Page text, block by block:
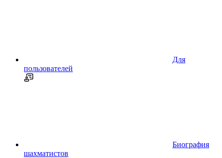
Для
пользователей
Биография
шахматистов